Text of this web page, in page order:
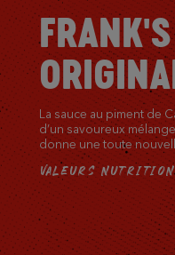
La sauce au piment de
d’un savoureux
donne une toute
VALEURS